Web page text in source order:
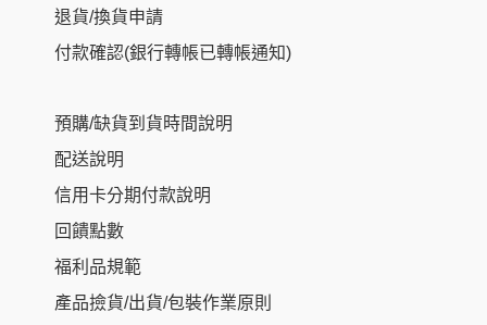
退貨/換貨申請
付款確認(銀行轉帳已轉帳通知)
預購/缺貨到貨時間說明
配送說明
信用卡分期付款說明
回饋點數
福利品規範
產品撿貨/出貨/包裝作業原則
Item added to cart.